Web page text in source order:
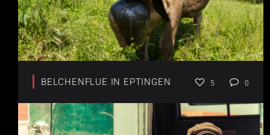
BELCHENFLUE IN EPTINGEN 5 0